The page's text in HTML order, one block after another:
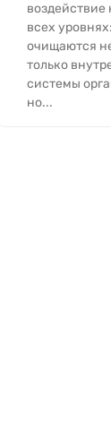
воздействие
всех уровнях:
очищаются
только
системы
но...